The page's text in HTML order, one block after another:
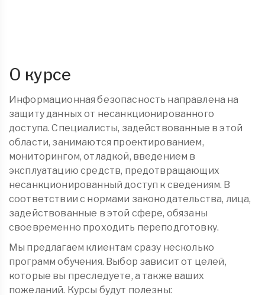
О курсе
Информационная безопасность направлена на
защиту данных от несанкционированного
доступа. Специалисты, задействованные в этой
области, занимаются проектированием,
мониторингом, отладкой, введением в
эксплуатацию средств, предотвращающих
несанкционированный доступ к сведениям. В
соответствии с нормами законодательства, лица,
задействованные в этой сфере, обязаны
своевременно проходить переподготовку.
Мы предлагаем клиентам сразу несколько
программ обучения. Выбор зависит от целей,
которые вы преследуете, а также ваших
пожеланий. Курсы будут полезны: